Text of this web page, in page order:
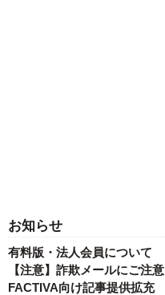
お知らせ
有料版・法人会員について
【注意】詐欺メールにご注意
FACTIVA向け記事提供拡充